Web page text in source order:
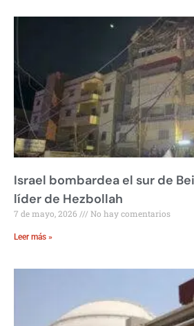
Israel bombardea el sur de
líder de Hezbollah
7 de mayo, 2026 No hay comentarios
Leer más »